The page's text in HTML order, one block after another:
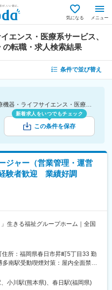
気になる メニュー
エンス・医療系サービス、
の転職・求人検索結果
条件で並び替え
[勤務地]熊本県 [業種]医薬品・医療機器・ライフサイエンス・医療系サービス [詳細条件](仕事内容)管理職・マネジャー
新着求人をいつでもチェック
この条件を保存
ジャー（営業管理・運営
験者歓迎 業績好調
生きる福祉グループホーム｜全国
式会社ビオネスト）より障がい福
設立した当社にて、エリアマネー
おります。
所：福岡県春日市昇町5丁目33 勤
南駅受動喫煙対策：屋内全面禁煙
所：熊本県宇城市松橋町両仲間63-
受動喫煙対策：屋内全面禁煙
小川駅(熊本県)、春日駅(福岡県)